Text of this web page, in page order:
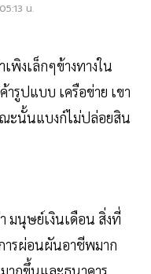
น.
พิงเล็กๆข้างทางใน
รูปแบบ เครือข่าย เขา
ะนั้นแบงก์ไม่ปล่อยสิน
มนุษย์เงินเดือน สิ่งที่
ารผ่อนผันอาชีพมาก